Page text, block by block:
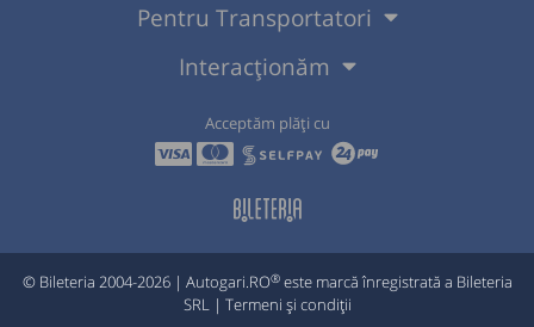
Pentru Transportatori
Interacționăm
Acceptăm plăți cu
© Bileteria 2004-2026 | Autogari.RO®este marcă înregistrată a Bileteria
SRL | Termeni și condiții